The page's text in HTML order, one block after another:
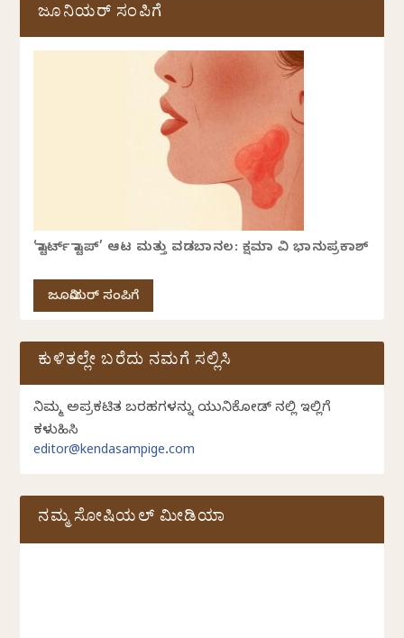
ಜೂನಿಯರ್ ಸಂಪಿಗೆ
‘ಸ್ಟಾರ್ಟ್ ಸ್ಟಾಪ್’ ಆಟ ಮತ್ತು ವಡಬಾನಲ: ಕ್ಷಮಾ ವಿ ಭಾನುಪ್ರಕಾಶ್
ಜೂನಿಯರ್ ಸಂಪಿಗೆ
ಕುಳಿತಲ್ಲೇ ಬರೆದು ನಮಗೆ ಸಲ್ಲಿಸಿ
ನಿಮ್ಮ ಅಪ್ರಕಟಿತ ಬರಹಗಳನ್ನು ಯುನಿಕೋಡ್ ನಲ್ಲಿ ಇಲ್ಲಿಗೆ
ಕಳುಹಿಸಿ
editor@kendasampige.com
ನಮ್ಮ ಸೋಷಿಯಲ್‌ ಮೀಡಿಯಾ